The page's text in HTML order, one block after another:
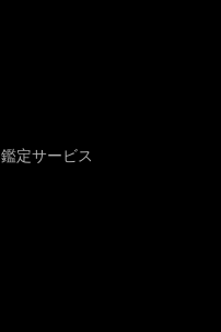
鑑定サービス